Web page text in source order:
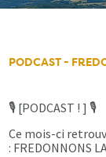
PODCAST -
🎙 [PODCAST ! ] 🎙
Ce mois-ci
: FREDONNONS